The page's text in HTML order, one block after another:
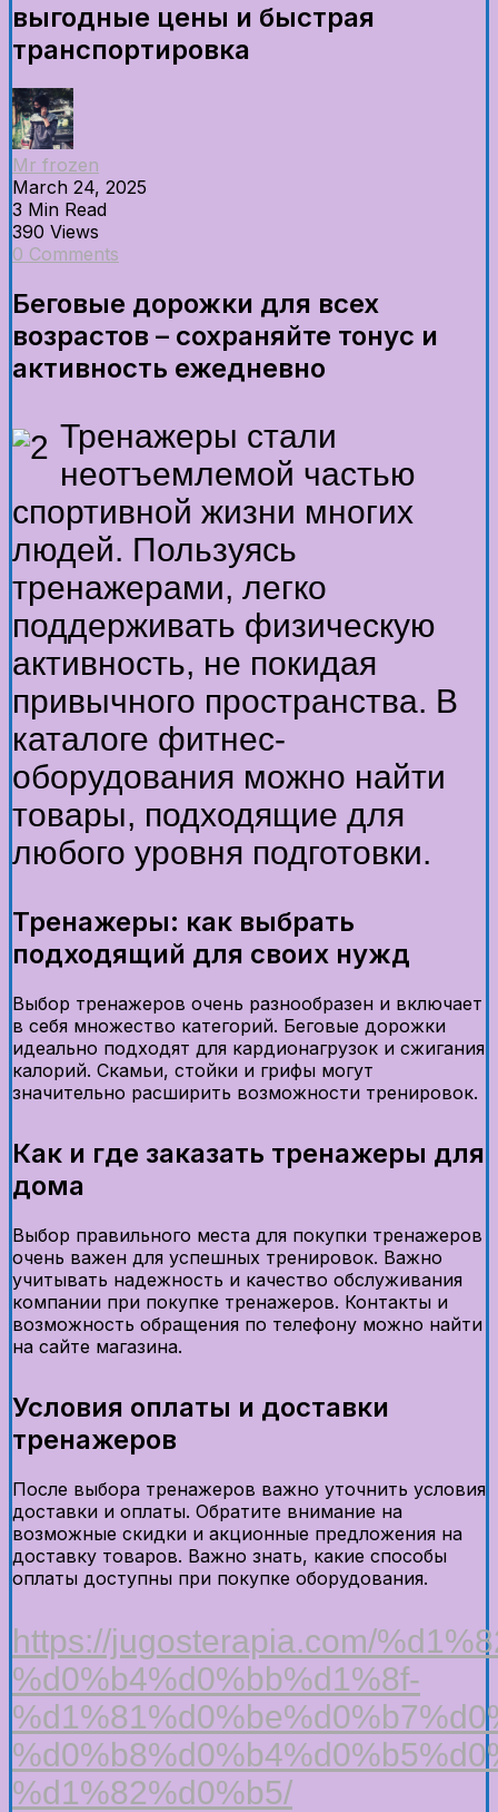
выгодные цены и быстрая
транспортировка
Mr frozen
March 24, 2025
3 Min Read
390 Views
0 Comments
Беговые дорожки для всех
возрастов – сохраняйте тонус и
активность ежедневно
Тренажеры стали
неотъемлемой частью
спортивной жизни многих
людей. Пользуясь
тренажерами, легко
поддерживать физическую
активность, не покидая
привычного пространства. В
каталоге фитнес-
оборудования можно найти
товары, подходящие для
любого уровня подготовки.
Тренажеры: как выбрать
подходящий для своих нужд
Выбор тренажеров очень разнообразен и включает
в себя множество категорий. Беговые дорожки
идеально подходят для кардионагрузок и сжигания
калорий. Скамьи, стойки и грифы могут
значительно расширить возможности тренировок.
Как и где заказать тренажеры для
дома
Выбор правильного места для покупки тренажеров
очень важен для успешных тренировок. Важно
учитывать надежность и качество обслуживания
компании при покупке тренажеров. Контакты и
возможность обращения по телефону можно найти
на сайте магазина.
Условия оплаты и доставки
тренажеров
После выбора тренажеров важно уточнить условия
доставки и оплаты. Обратите внимание на
возможные скидки и акционные предложения на
доставку товаров. Важно знать, какие способы
оплаты доступны при покупке оборудования.
https://jugosterapia.com/
%d0%b4%d0%bb%d1%8f-
%d1%82%d0%b5/